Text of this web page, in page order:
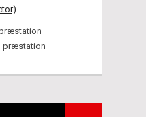
præstation